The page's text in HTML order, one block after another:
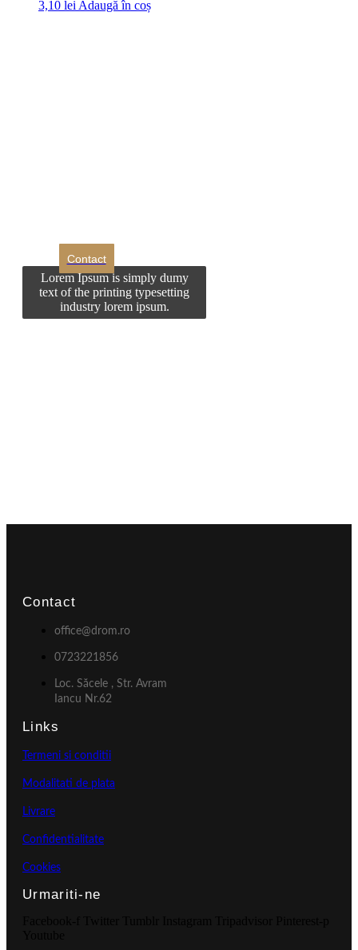
3,10 leiAdaugă în coș
Contact
Lorem Ipsum is simply dumy
text of the printing typesetting
industry lorem ipsum.
Contact
office@drom.ro
0723221856
Loc. Săcele , Str. Avram
Iancu Nr.62
Links
Termeni si conditii
Modalitati de plata
Livrare
Confidentialitate
Cookies
Urmariti-ne